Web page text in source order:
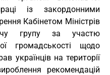
із закордонними
Кабінетом Міністрів
групу за участю
громадськості щодо
українців на території
рекомендацій